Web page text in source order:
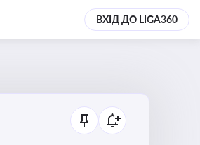
ВХІД ДО LIGA360